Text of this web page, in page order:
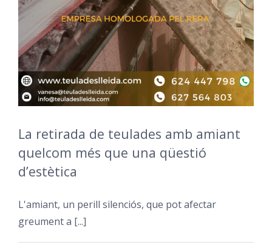
La retirada de teulades amb amiant
quelcom més que una qüestió
d’estètica
L'amiant, un perill silenciós, que pot afectar
greument a [...]